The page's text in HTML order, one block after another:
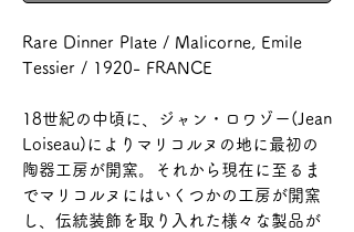
Rare Dinner Plate / Malicorne, Emile
Tessier / 1920- FRANCE
18世紀の中頃に、ジャン・ロワゾー(Jean
Loiseau)によりマリコルヌの地に最初の
陶器工房が開窯。それから現在に至るま
でマリコルヌにはいくつかの工房が開窯
し、伝統装飾を取り入れた様々な製品が